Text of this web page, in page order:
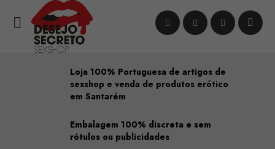

Loja 100% Portuguesa de artigos de
sexshop e venda de produtos erótico
em Santarém
Embalagem 100% discreta e sem
rótulos ou publicidades